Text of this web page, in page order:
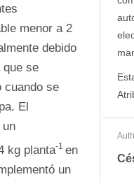
menor a 2
debido
que se
cuando se
El
kg planta-1 en
un